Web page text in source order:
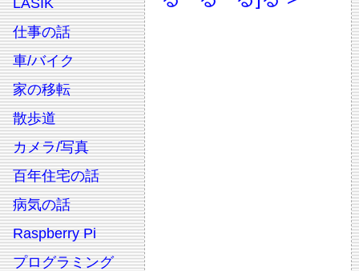
LASIK
仕事の話
車/バイク
家の移転
散歩道
カメラ/写真
百年住宅の話
病気の話
Raspberry Pi
プログラミング